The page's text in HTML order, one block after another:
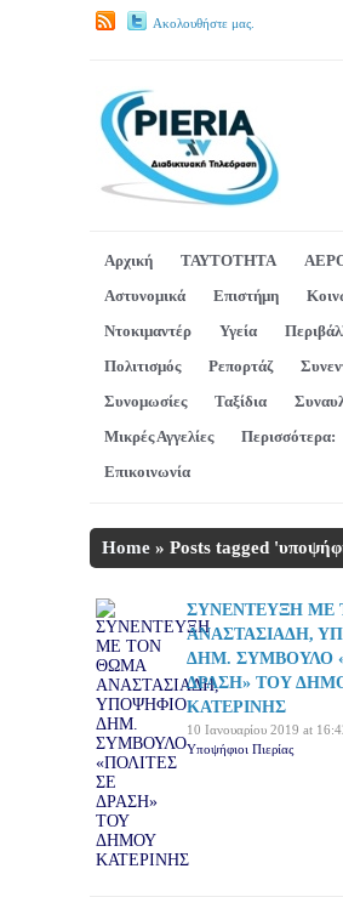
Ακολουθήστε μας.
Αρχική ΤΑΥΤΟΤΗΤΑ
Αστυνομικά
Επιστήμη
Ντοκιμαντέρ
Υγεία
Πολιτισμός
Ρεπορτάζ
Συνομωσίες
Ταξίδια
Μικρές Αγγελίες
Περισσότερα:
Επικοινωνία
Home » Posts tagged
ΣΥΝΕΝΤΕΥΞΗ ΜΕ
ΑΝΑΣΤΑΣΙΑΔΗ,
ΔΗΜ. ΣΥΜΒΟΥΛΟ
ΔΡΑΣΗ» ΤΟΥ
ΚΑΤΕΡΙΝΗΣ
10 Ιανουαρίου 2019 at
Υποψήφιοι Πιερίας